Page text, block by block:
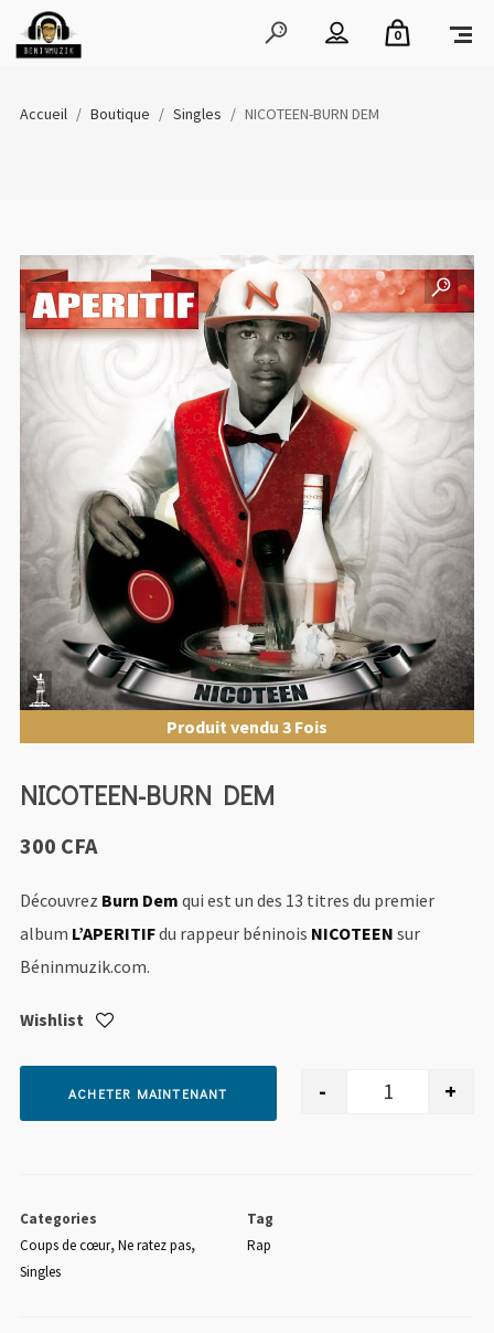
0
Accueil / Boutique / Singles / NICOTEEN-BURN DEM
Produit vendu 3 Fois
NICOTEEN-BURN DEM
300 CFA
Découvrez Burn Dem qui est un des 13 titres du premier
album L’APERITIFdu rappeur béninois NICOTEEN sur
Béninmuzik.com.
Wishlist
- +
ACHETER MAINTENANT
Categories
Coups de cœur,Ne ratez pas,
Singles
Tag
Rap